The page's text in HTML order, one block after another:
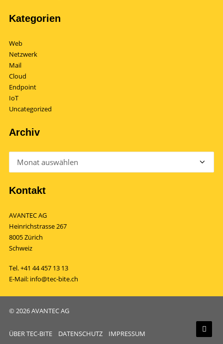
Kategorien
Web
Netzwerk
Mail
Cloud
Endpoint
IoT
Uncategorized
Archiv
Kontakt
AVANTEC AG
Heinrichstrasse 267
8005 Zürich
Schweiz
Tel.+41 44 457 13 13
E-Mail: info@tec-bite.ch
© 2026 AVANTEC AG
ÜBER TEC-BITE DATENSCHUTZ IMPRESSUM